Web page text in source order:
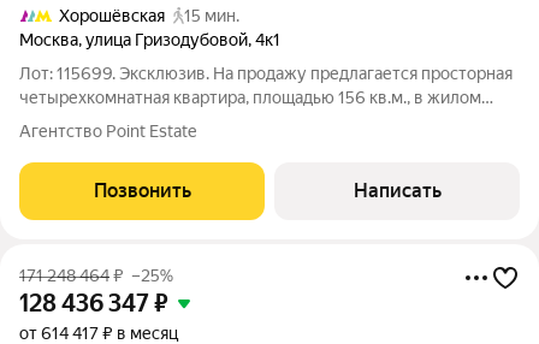
Хорошёвская
15 мин.
Москва,улица Гризодубовой,4к1
Лот: 115699. Эксклюзив. На продажу предлагается просторная
четырехкомнатная квартира, площадью 156 кв.м., в жилом
комплексе бизнес-класса "Гранд-парк". Планировка: гостиная,
совмещенный санузел,
Агентство Point Estate
Позвонить Написать
171 248 464₽ –25%
128 436 347₽
от 614 417 ₽ в месяц